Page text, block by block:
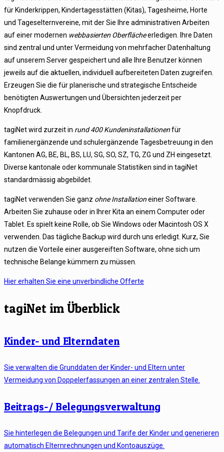
für Kinderkrippen, Kindertagesstätten (Kitas), Tagesheime, Horte
und Tageselternvereine, mit der Sie Ihre administrativen Arbeiten
auf einer modernen webbasierten Oberflächeerledigen. Ihre Daten
sind zentral und unter Vermeidung von mehrfacher Datenhaltung
auf unserem Server gespeichert und alle Ihre Benutzer können
jeweils auf die aktuellen, individuell aufbereiteten Daten zugreifen.
Erzeugen Sie die für planerische und strategische Entscheide
benötigten Auswertungen und Übersichten jederzeit per
Knopfdruck.
tagiNet wird zurzeit in rund 400 Kundeninstallationenfür
familienergänzende und schulergänzende Tagesbetreuung in den
Kantonen AG, BE, BL, BS, LU, SG, SO, SZ, TG, ZG und ZH eingesetzt.
Diverse kantonale oder kommunale Statistiken sind in tagiNet
standardmässig abgebildet.
tagiNet verwenden Sie ganz ohne Installationeiner Software.
Arbeiten Sie zuhause oder in Ihrer Kita an einem Computer oder
Tablet. Es spielt keine Rolle, ob Sie Windows oder Macintosh OS X
verwenden. Das tägliche Backup wird durch uns erledigt. Kurz, Sie
nutzen die Vorteile einer ausgereiften Software, ohne sich um
technische Belange kümmern zu müssen.
Hier erhalten Sie eine unverbindliche Offerte
tagiNet im Überblick
Kinder- und Elterndaten
Sie verwalten die Grunddaten der Kinder- und Eltern unter
Vermeidung von Doppelerfassungen an einer zentralen Stelle.
Beitrags-/ Belegungsverwaltung
Sie hinterlegen die Belegungen und Tarife der Kinder und generieren
automatisch Elternrechnungen und Kontoauszüge.